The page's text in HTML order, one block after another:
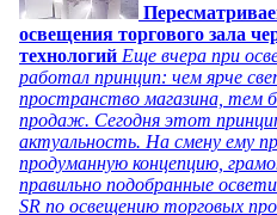
освещения торгового зала
технологий Еще вчера при
работал принцип: чем ярче
пространство магазина, тем
продаж. Сегодня этот
актуальность. На смену ему
продуманную концепцию,
правильно подобранные
SR по освещению торговых